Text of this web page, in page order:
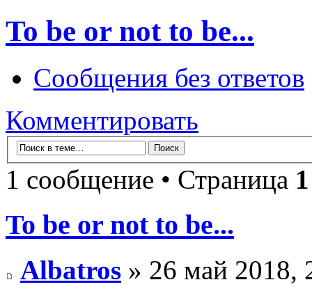
To be or not to be...
Сообщения без ответов
Комментировать
1 сообщение • Страница 1
To be or not to be...
Albatros » 26 май 2018,